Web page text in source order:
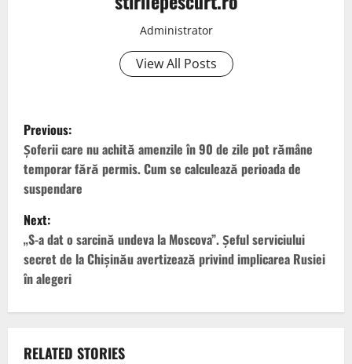
Administrator
View All Posts
P
o
s
t
n
a
v
i
Previous:
Șoferii care nu achită amenzile în 90 de zile pot rămâne
temporar fără permis. Cum se calculează perioada de
suspendare
Next:
„S-a dat o sarcină undeva la Moscova”. Șeful serviciului
secret de la Chișinău avertizează privind implicarea Rusiei
în alegeri
RELATED STORIES